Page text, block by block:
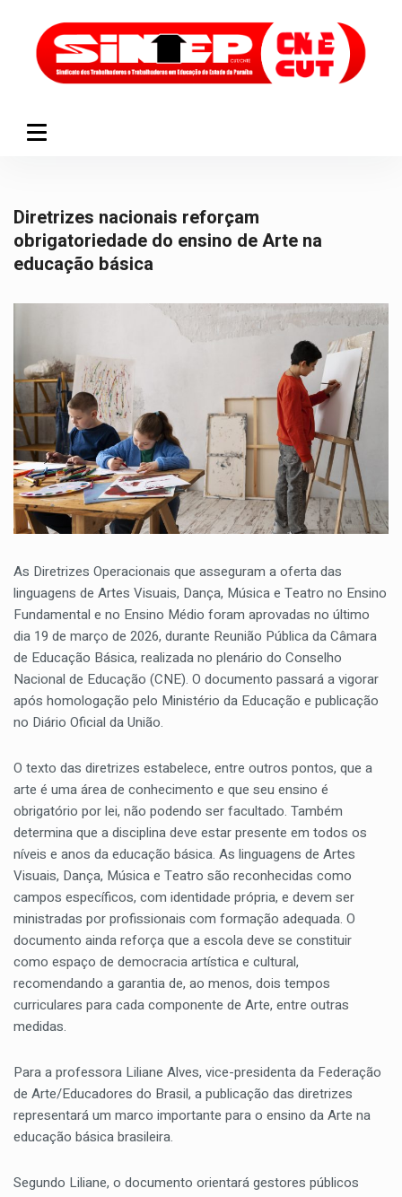
Diretrizes nacionais reforçam
obrigatoriedade do ensino de Arte na
educação básica
As Diretrizes Operacionais que asseguram a oferta das
linguagens de Artes Visuais, Dança, Música e Teatro no Ensino
Fundamental e no Ensino Médio foram aprovadas no último
dia 19 de março de 2026, durante Reunião Pública da Câmara
de Educação Básica, realizada no plenário do Conselho
Nacional de Educação (CNE). O documento passará a vigorar
após homologação pelo Ministério da Educação e publicação
no Diário Oficial da União.
O texto das diretrizes estabelece, entre outros pontos, que a
arte é uma área de conhecimento e que seu ensino é
obrigatório por lei, não podendo ser facultado. Também
determina que a disciplina deve estar presente em todos os
níveis e anos da educação básica. As linguagens de Artes
Visuais, Dança, Música e Teatro são reconhecidas como
campos específicos, com identidade própria, e devem ser
ministradas por profissionais com formação adequada. O
documento ainda reforça que a escola deve se constituir
como espaço de democracia artística e cultural,
recomendando a garantia de, ao menos, dois tempos
curriculares para cada componente de Arte, entre outras
medidas.
Para a professora Liliane Alves, vice-presidenta da Federação
de Arte/Educadores do Brasil, a publicação das diretrizes
representará um marco importante para o ensino da Arte na
educação básica brasileira.
Segundo Liliane, o documento orientará gestores públicos